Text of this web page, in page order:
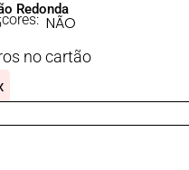
Redonda
NÃO
no cartão